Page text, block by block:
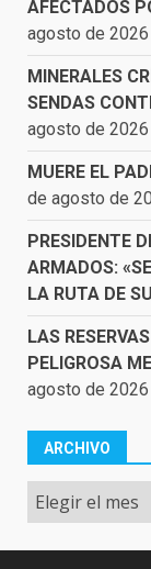
AFECTADOS
agosto de 2026
MINERALES
SENDAS
agosto de 2026
MUERE EL
de agosto de
PRESIDENTE
ARMADOS:
LA RUTA DE
LAS
PELIGROSA
agosto de 2026
ARCHIVO
Archivo